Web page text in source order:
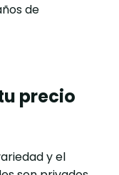
de
precio
y el